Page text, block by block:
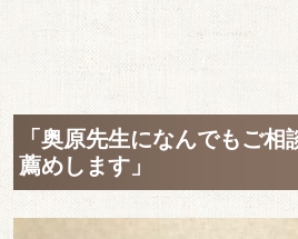
「奥原先生になんでもご
薦めします」